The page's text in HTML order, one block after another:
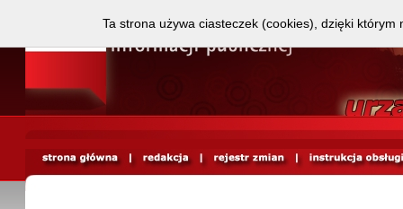
Ta strona używa ciasteczek (cookies), dzięki którym